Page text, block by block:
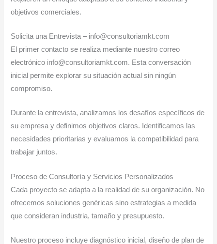
objetivos comerciales.
Solicita una Entrevista – info@consultoriamkt.com
El primer contacto se realiza mediante nuestro correo
electrónico info@consultoriamkt.com. Esta conversación
inicial permite explorar su situación actual sin ningún
compromiso.
Durante la entrevista, analizamos los desafíos específicos de
su empresa y definimos objetivos claros. Identificamos las
necesidades prioritarias y evaluamos la compatibilidad para
trabajar juntos.
Proceso de Consultoría y Servicios Personalizados
Cada proyecto se adapta a la realidad de su organización. No
ofrecemos soluciones genéricas sino estrategias a medida
que consideran industria, tamaño y presupuesto.
Nuestro proceso incluye diagnóstico inicial, diseño de plan de